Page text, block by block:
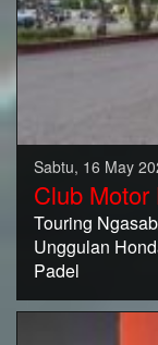
Sabtu, 16 May
Club
Touring
Unggulan
Padel